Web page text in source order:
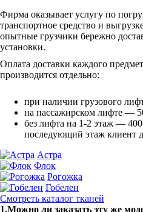
Фирма оказывает услугу по
транспортное средство и
опытные грузчики бережно
установки.
Оплата доставки каждого
производится отдельно:
при наличии грузового
на пассажирском лифте —
без лифта на 1-2 этаж —
последующий этаж клиент
Астра
Флок
Рогожка
Гобелен
Смотреть каталог тканей
1.Можно ли заказать эту же